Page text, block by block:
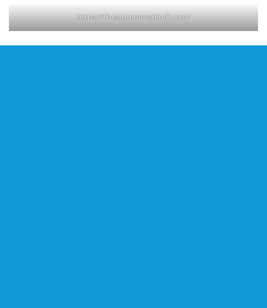
https://thestatenewshindi.com/